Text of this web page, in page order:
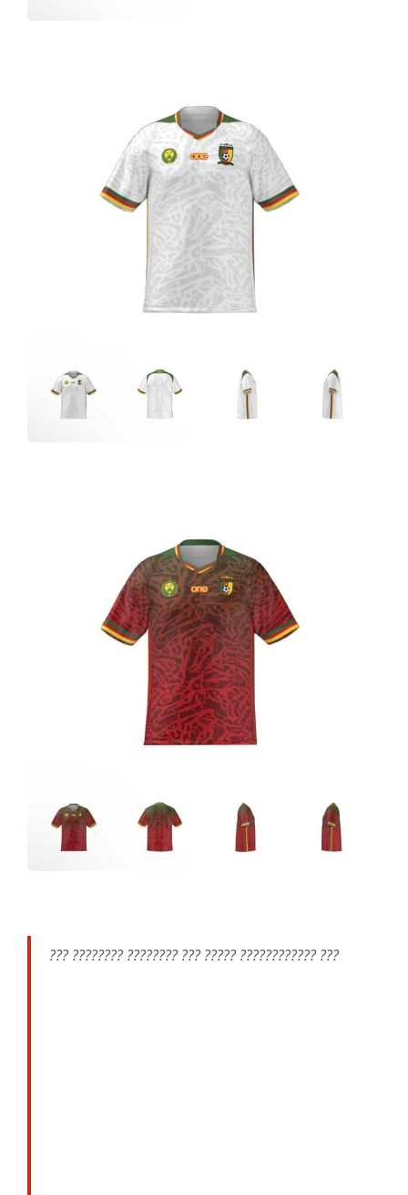
??? ???????? ???????? ??? ????? ???????????? ???